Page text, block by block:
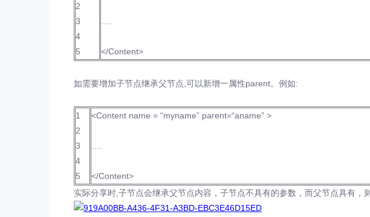
2
3
4
5
</Content>
如需要增加子节点继承父节点,可以新增一属性parent。例如:
1
2
3
4
5
<Content name = “myname” parent=“aname” >
</Content>
实际分享时,子节点会继承父节点内容，子节点不具有的参数，而父节点具有，